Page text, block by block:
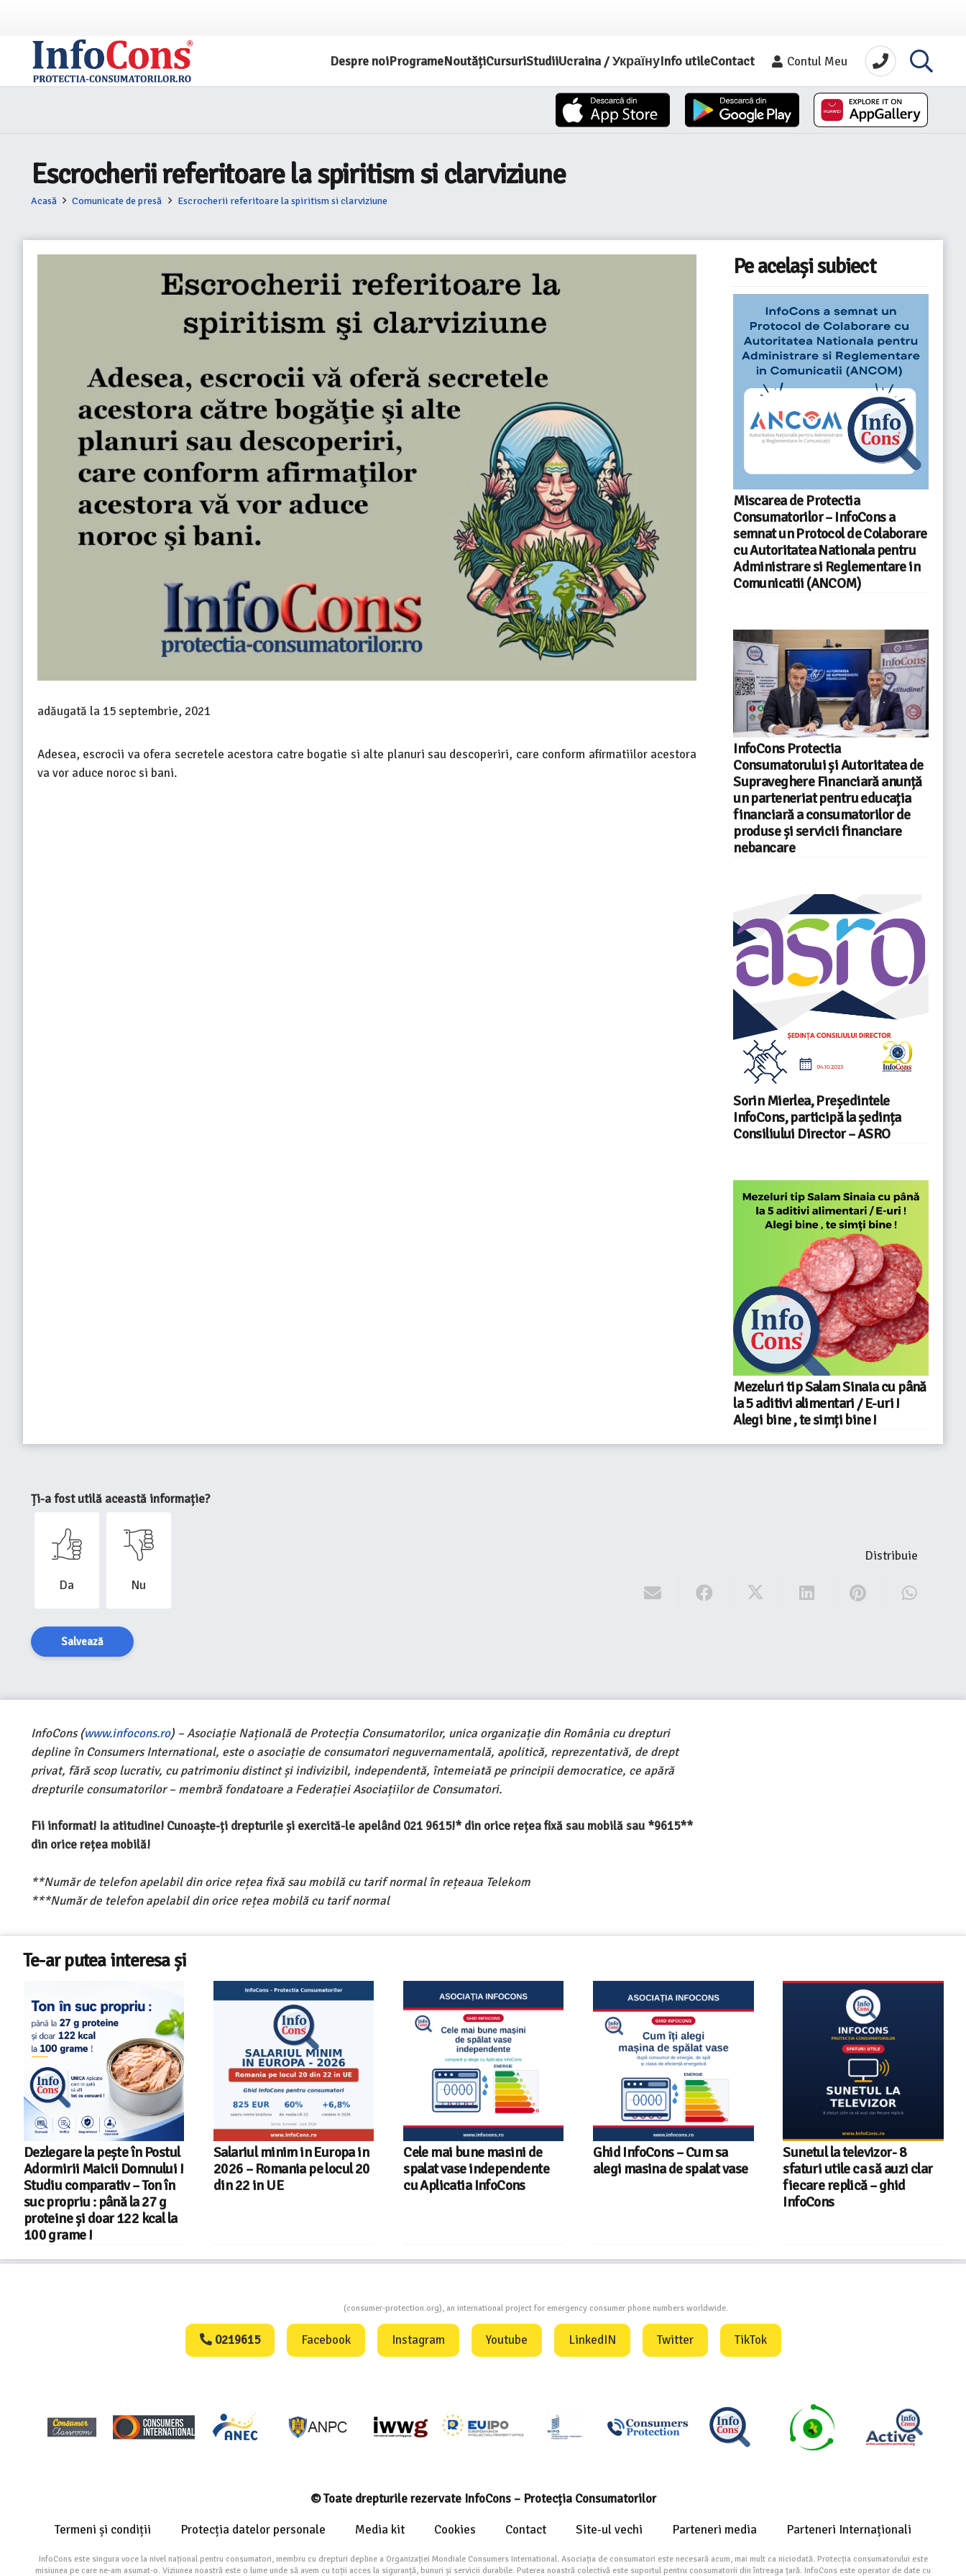
Despre noiProgrameNoutățiCursuriStudiiUcraina / УкраїнуInfo utileContact Contul Meu
Escrocherii referitoare la spiritism si clarviziune
Acasă Comunicate de presă Escrocherii referitoare la spiritism si clarviziune
adăugată la 15 septembrie, 2021
Adesea, escrocii va ofera secretele acestora catre bogatie si alte planuri sau descoperiri, care conform afirmatiilor acestora
va vor aduce noroc si bani.
Pe același subiect
Miscarea de Protectia
Consumatorilor – InfoCons a
semnat un Protocol de Colaborare
cu Autoritatea Nationala pentru
Administrare si Reglementare in
Comunicatii (ANCOM)
InfoCons Protectia
Consumatorului și Autoritatea de
Supraveghere Financiară anunță
un parteneriat pentru educația
financiară a consumatorilor de
produse și servicii financiare
nebancare
Sorin Mierlea, Președintele
InfoCons, participă la ședința
Consiliului Director – ASRO
Mezeluri tip Salam Sinaia cu până
la 5 aditivi alimentari / E-uri !
Alegi bine , te simți bine !
Ți-a fost utilă această informație?
Da Nu
Salvează
Distribuie
InfoCons (www.infocons.ro) – Asociație Națională de Protecția Consumatorilor, unica organizație din România cu drepturi
depline în Consumers International, este o asociație de consumatori neguvernamentală, apolitică, reprezentativă, de drept
privat, fără scop lucrativ, cu patrimoniu distinct și indivizibil, independentă, întemeiată pe principii democratice, ce apără
drepturile consumatorilor – membră fondatoare a Federației Asociațiilor de Consumatori.
Fii informat! Ia atitudine! Cunoaște-ți drepturile și exercită-le apelând 021 9615!* din orice rețea fixă sau mobilă sau *9615**
din orice rețea mobilă!
**Număr de telefon apelabil din orice rețea fixă sau mobilă cu tarif normal în rețeaua Telekom
***Număr de telefon apelabil din orice rețea mobilă cu tarif normal
Te-ar putea interesa și
Salariul minim in Europa in
2026 – Romania pe locul 20
din 22 in UE
Cele mai bune masini de
spalat vase independente
cu Aplicatia InfoCons
Ghid InfoCons – Cum sa
alegi masina de spalat vase
Sunetul la televizor- 8
sfaturi utile ca să auzi clar
Televizoare Toshiba în
România – gama de modele,
tehnologii și date statistice
InfoCons
(consumer-protection.org), an international project for emergency consumer phone numbers worldwide.
0219615 Facebook Instagram Youtube LinkedIN Twitter TikTok
© Toate drepturile rezervate InfoCons – Protecția Consumatorilor
Termeni și condiții Protecția datelor personale Media kit Cookies Contact Site-ul vechi Parteneri media Parteneri Internaționali
InfoCons este singura voce la nivel național pentru consumatori, membru cu drepturi depline a Organizației Mondiale Consumers International. Asociația de consumatori este necesară acum, mai mult ca niciodată. Protecția consumatorului este
misiunea pe care ne-am asumat-o. Viziunea noastră este o lume unde să avem cu toții acces la siguranță, bunuri și servicii durabile. Puterea noastră colectivă este suportul pentru consumatorii din întreaga țară. InfoCons este operator de date cu